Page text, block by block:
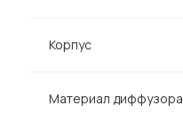
Корпус
Материал диффузора